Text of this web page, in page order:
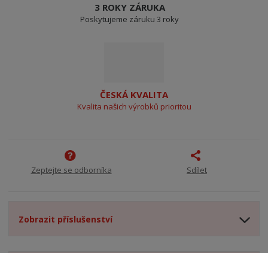
3 ROKY ZÁRUKA
Poskytujeme záruku 3 roky
ČESKÁ KVALITA
Kvalita našich výrobků prioritou
Zeptejte se odborníka Sdílet
Zobrazit příslušenství